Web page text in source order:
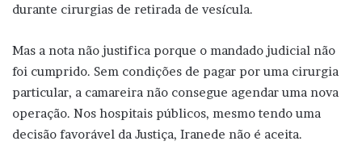
durante cirurgias de retirada de vesícula.
Mas a nota não justifica porque o mandado judicial não
foi cumprido. Sem condições de pagar por uma cirurgia
particular, a camareira não consegue agendar uma nova
operação. Nos hospitais públicos, mesmo tendo uma
decisão favorável da Justiça, Iranede não é aceita.